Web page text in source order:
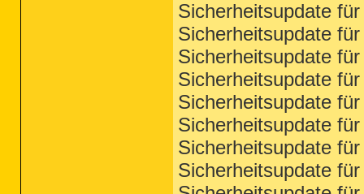
Sicherheitsupdate
Sicherheitsupdate
Sicherheitsupdate
Sicherheitsupdate
Sicherheitsupdate
Sicherheitsupdate
Sicherheitsupdate
Sicherheitsupdate